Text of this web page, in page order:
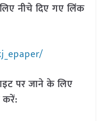
नीचे दिए गए लिंक
पर जाने के लिए
करें: